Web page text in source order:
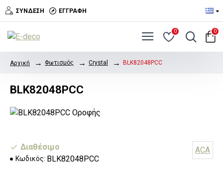
ΣΎΝΔΕΣΗ ΕΓΓΡΑΦΉ
0 0
Αρχική Φωτισμός Crystal BLK82048PCC
BLK82048PCC
Διαθέσιμο
Κωδικός: BLK82048PCC
ACA